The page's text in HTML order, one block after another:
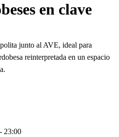
en clave
junto al AVE, ideal para
reinterpretada en un espacio
- 23:00